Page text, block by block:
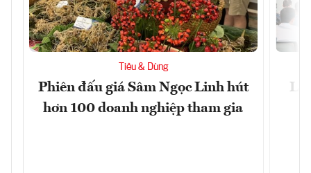
Tiêu & Dùng
Phiên đấu giá Sâm Ngọc Linh hút
hơn 100 doanh nghiệp tham gia